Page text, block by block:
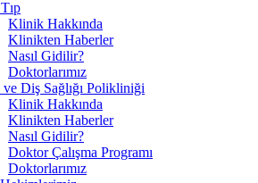
Klinik Hakkında
Klinikten Haberler
Nasıl Gidilir?
Doktorlarımız
ve Diş Sağlığı Polikliniği
Klinik Hakkında
Klinikten Haberler
Nasıl Gidilir?
Doktor Çalışma Programı
Doktorlarımız